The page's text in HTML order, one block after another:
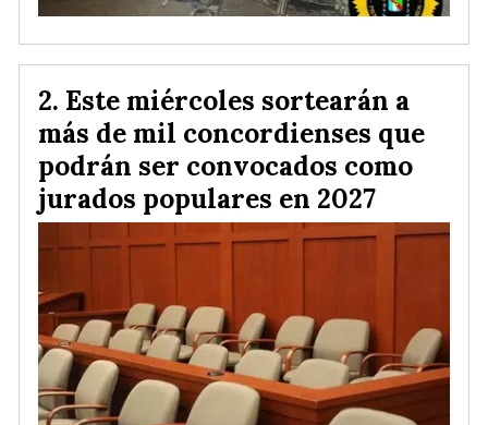
Este miércoles sortearán a
más de mil concordienses que
podrán ser convocados como
jurados populares en 2027